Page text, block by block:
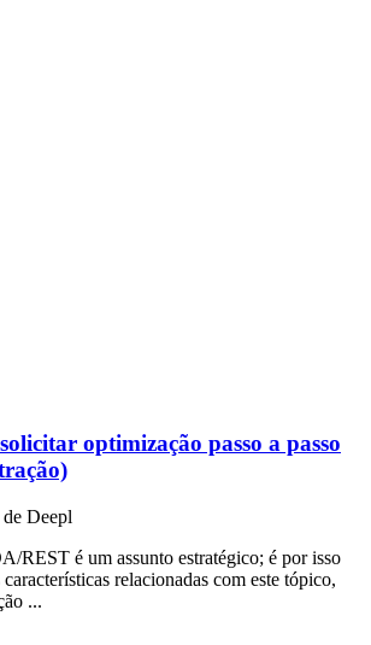
optimização passo a passo
Deepl
REST é um assunto estratégico; é por isso
relacionadas com este tópico,
...